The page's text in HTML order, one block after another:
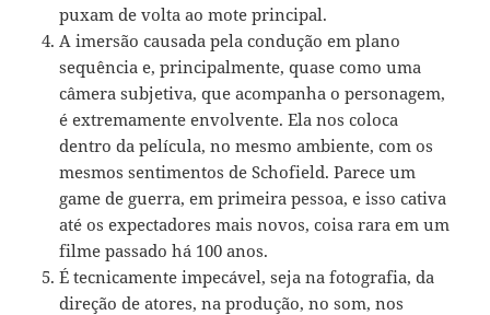
puxam de volta ao mote principal.
A imersão causada pela condução em plano
sequência e, principalmente, quase como uma
câmera subjetiva, que acompanha o personagem,
é extremamente envolvente. Ela nos coloca
dentro da película, no mesmo ambiente, com os
mesmos sentimentos de Schofield. Parece um
game de guerra, em primeira pessoa, e isso cativa
até os expectadores mais novos, coisa rara em um
filme passado há 100 anos.
É tecnicamente impecável, seja na fotografia, da
direção de atores, na produção, no som, nos